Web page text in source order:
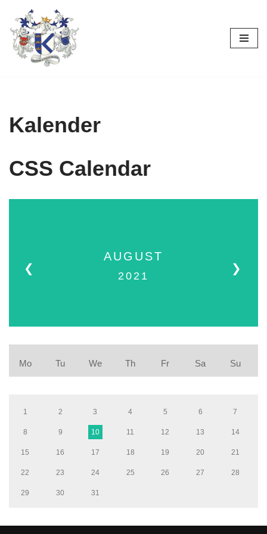
Zum
Inhalt
springen
Kalender
CSS Calendar
❮ ❯
AUGUST
2021
Mo Tu We Th Fr Sa Su
1 2 3 4 5 6 7
8 9 10 11 12 13 14
15 16 17 18 19 20 21
22 23 24 25 26 27 28
29 30 31